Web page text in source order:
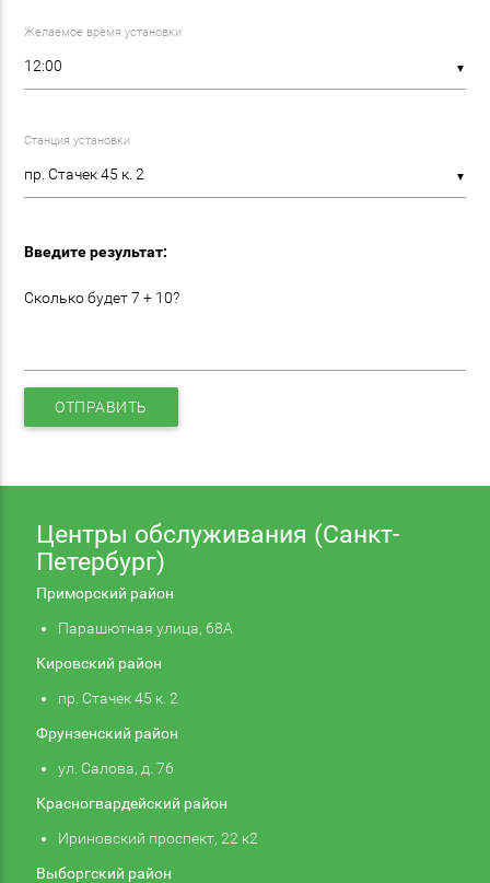
Желаемое время установки
▼
Станция установки
▼
Введите результат:
Сколько будет 7 + 10?
ОТПРАВИТЬ
Центры обслуживания (Санкт-
Петербург)
Приморский район
Парашютная улица, 68А
Кировский район
пр. Стачек 45 к. 2
Фрунзенский район
ул. Салова, д. 76
Красногвардейский район
Ириновский проспект, 22 к2
Выборгский район